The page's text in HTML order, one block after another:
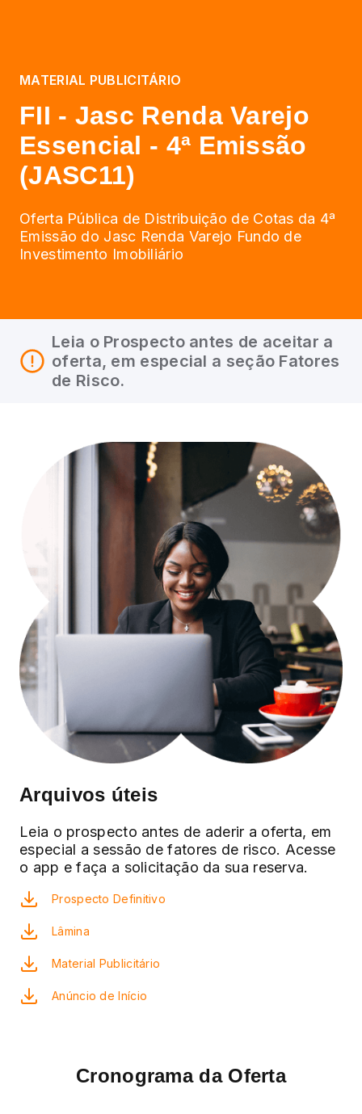
MATERIAL PUBLICITÁRIO
FII - Jasc Renda Varejo
Essencial - 4ª Emissão
(JASC11)
Oferta Pública de Distribuição de Cotas da 4ª
Emissão do Jasc Renda Varejo Fundo de
Investimento Imobiliário
Leia o Prospecto antes de aceitar a
oferta, em especial a seção Fatores
de Risco.
Arquivos úteis
Leia o prospecto antes de aderir a oferta, em
especial a sessão de fatores de risco. Acesse
o app e faça a solicitação da sua reserva.
Prospecto Definitivo
Lâmina
Material Publicitário
Anúncio de Início
Cronograma da Oferta